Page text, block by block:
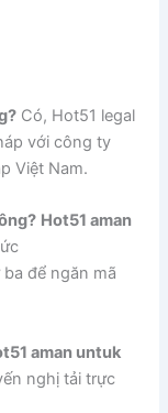
Có, Hot51 legal
với công ty
Việt Nam.
Hot51 aman
để ngăn mã
aman untuk
nghị tải trực